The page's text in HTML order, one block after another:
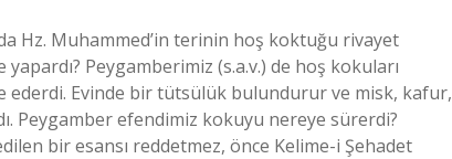
Hz. Muhammed’in terinin hoş koktuğu rivayet
Peygamberimiz (s.a.v.) de hoş kokuları
ederdi. Evinde bir tütsülük bulundurur ve misk, kafur,
Peygamber efendimiz kokuyu nereye sürerdi?
bir esansı reddetmez, önce Kelime-i Şehadet